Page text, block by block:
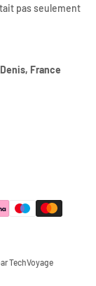
pas seulement
France
TechVoyage